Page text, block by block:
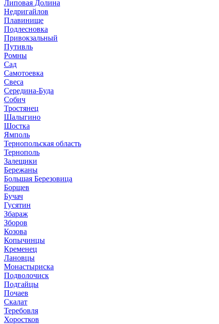
Липовая Долина
Недригайлов
Плавинище
Подлесновка
Привокзальный
Путивль
Ромны
Сад
Самотоевка
Свеса
Середина-Буда
Собич
Тростянец
Шалыгино
Шостка
Ямполь
Тернопольская область
Тернополь
Залещики
Бережаны
Большая Березовица
Борщев
Бучач
Гусятин
Збараж
Зборов
Козова
Копычинцы
Кременец
Лановцы
Монастыриска
Подволочиск
Подгайцы
Почаев
Скалат
Теребовля
Хоростков